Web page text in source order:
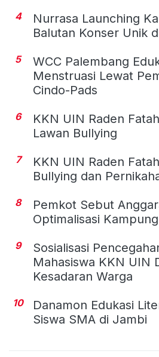
4
Nurrasa Launching
Balutan Konser Unik
5
WCC Palembang
Menstruasi Lewat
Cindo-Pads
6
KKN UIN Raden
Lawan Bullying
7
KKN UIN Raden
Bullying dan
8
Pemkot Sebut
Optimalisasi
9
Sosialisasi
Mahasiswa KKN UIN
Kesadaran Warga
10
Danamon Edukasi
Siswa SMA di Jambi